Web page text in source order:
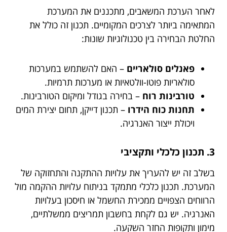
לאחר הערכת המשאבים, מתכננים את המערכת
המתאימה ביותר לצרכים המקומיים. תכנון זה כולל את
החלטת הבחירה בין טכנולוגיות שונות:
פאנלים סולאריים – האם להשתמש במערכות
סולאריות פוטו-וולטאיות או מערכות תרמיות.
טורבינות רוח – בחירה בגודל ומיקום הטורבינות.
תחנות כוח הידרו – תכנון דייקן, תחום יצירת המים
ויכולת ייצור האנרגיה.
3. תכנון כלכלי ותקציבי
בשלב זה יש להעריך את עלויות ההתקנה והתחזוקה של
המערכת. תכנון כלכלי מתמקד בניתוח עלויות ההקמה מול
הרווחים הצפויים ממכירת החשמל או חיסכון בעלויות
האנרגיה. יש גם לקחת בחשבון תמריצים ממשלתיים,
מימון ותקופות החזר השקעה.